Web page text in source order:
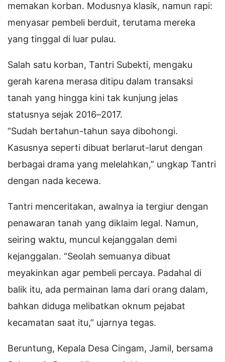
memakan korban. Modusnya klasik, namun rapi:
menyasar pembeli berduit, terutama mereka
yang tinggal di luar pulau.
Salah satu korban, Tantri Subekti, mengaku
gerah karena merasa ditipu dalam transaksi
tanah yang hingga kini tak kunjung jelas
statusnya sejak 2016–2017.
“Sudah bertahun-tahun saya dibohongi.
Kasusnya seperti dibuat berlarut-larut dengan
berbagai drama yang melelahkan,” ungkap Tantri
dengan nada kecewa.
Tantri menceritakan, awalnya ia tergiur dengan
penawaran tanah yang diklaim legal. Namun,
seiring waktu, muncul kejanggalan demi
kejanggalan. “Seolah semuanya dibuat
meyakinkan agar pembeli percaya. Padahal di
balik itu, ada permainan lama dari orang dalam,
bahkan diduga melibatkan oknum pejabat
kecamatan saat itu,” ujarnya tegas.
Beruntung, Kepala Desa Cingam, Jamil, bersama